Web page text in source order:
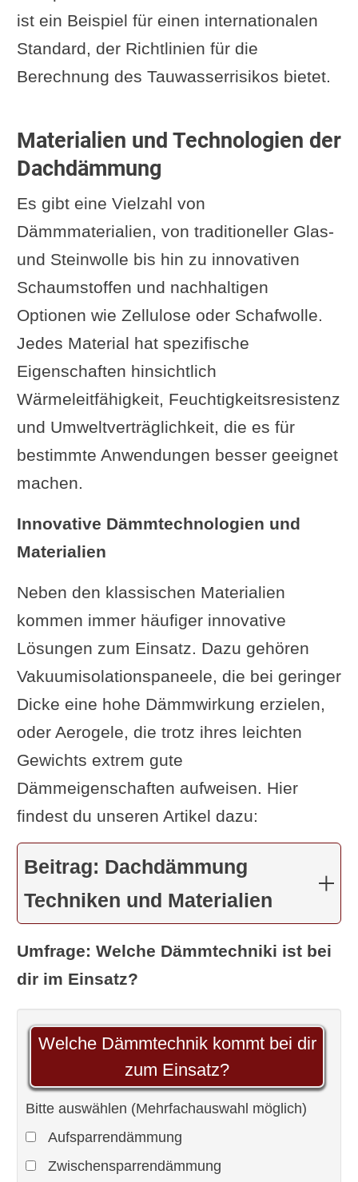
ist ein Beispiel für einen internationalen
Standard, der Richtlinien für die
Berechnung des Tauwasserrisikos bietet.
Materialien und Technologien der
Dachdämmung
Es gibt eine Vielzahl von
Dämmmaterialien, von traditioneller Glas-
und Steinwolle bis hin zu innovativen
Schaumstoffen und nachhaltigen
Optionen wie Zellulose oder Schafwolle.
Jedes Material hat spezifische
Eigenschaften hinsichtlich
Wärmeleitfähigkeit, Feuchtigkeitsresistenz
und Umweltverträglichkeit, die es für
bestimmte Anwendungen besser geeignet
machen.
Innovative Dämmtechnologien und
Materialien
Neben den klassischen Materialien
kommen immer häufiger innovative
Lösungen zum Einsatz. Dazu gehören
Vakuumisolationspaneele, die bei geringer
Dicke eine hohe Dämmwirkung erzielen,
oder Aerogele, die trotz ihres leichten
Gewichts extrem gute
Dämmeigenschaften aufweisen. Hier
findest du unseren Artikel dazu:
Beitrag: Dachdämmung
Techniken und Materialien
Umfrage: Welche Dämmtechniki ist bei
dir im Einsatz?
Welche Dämmtechnik kommt bei dir
zum Einsatz?
Bitte auswählen (Mehrfachauswahl möglich)
Aufsparrendämmung
Zwischensparrendämmung